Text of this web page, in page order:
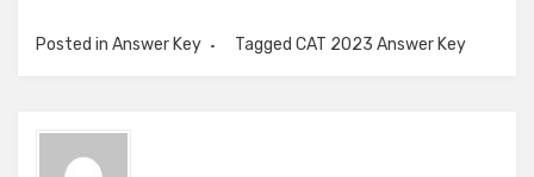
Posted in Answer Key Tagged CAT 2023 Answer Key